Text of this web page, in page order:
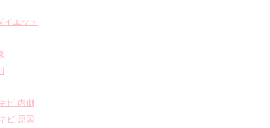
イエット
ビ 内側
ビ 原因